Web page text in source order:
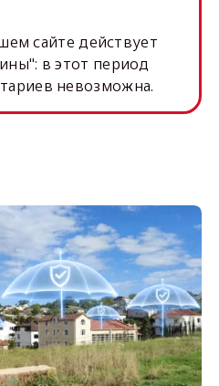
сайте действует
в этот период
невозможна.